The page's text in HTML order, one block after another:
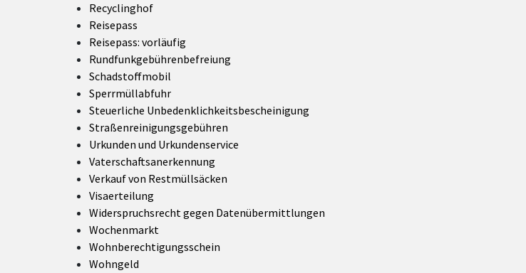
Recyclinghof
Reisepass
Reisepass: vorläufig
Rundfunkgebührenbefreiung
Schadstoffmobil
Sperrmüllabfuhr
Steuerliche Unbedenklichkeitsbescheinigung
Straßenreinigungsgebühren
Urkunden und Urkundenservice
Vaterschaftsanerkennung
Verkauf von Restmüllsäcken
Visaerteilung
Widerspruchsrecht gegen Datenübermittlungen
Wochenmarkt
Wohnberechtigungsschein
Wohngeld